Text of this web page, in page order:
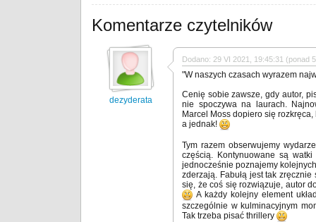
Komentarze czytelników
dezyderata
Dodano: 29 VI 2021, 19:45:31 (ponad
"W naszych czasach wyrazem
Cenię sobie zawsze, gdy autor,
nie spoczywa na laurach.
Marcel Moss dopiero się
a jednak!
Tym razem obserwujemy
częścią. Kontynuowane są
jednocześnie poznajemy
zderzają. Fabułą jest tak
się, że coś się rozwiązuje, autor
A każdy kolejny element
szczególnie w kulminacyjnym
Tak trzeba pisać thrillery